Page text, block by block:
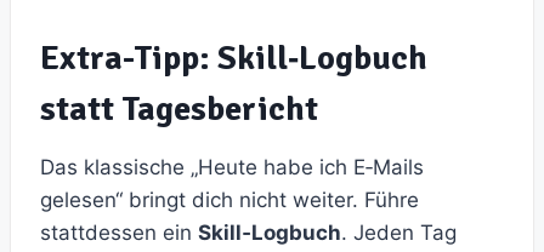
Extra-Tipp: Skill‑Logbuch
statt Tagesbericht
Das klassische „Heute habe ich E‑Mails
gelesen“ bringt dich nicht weiter. Führe
stattdessen ein Skill‑Logbuch. Jeden Tag